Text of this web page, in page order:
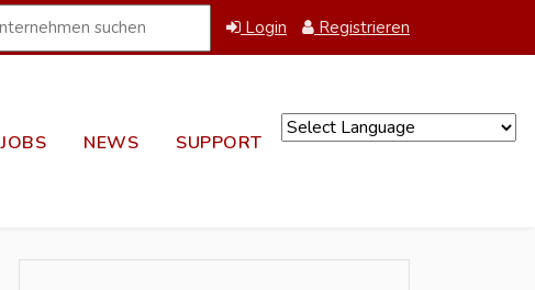
Login Registrieren
JOBS NEWS SUPPORT